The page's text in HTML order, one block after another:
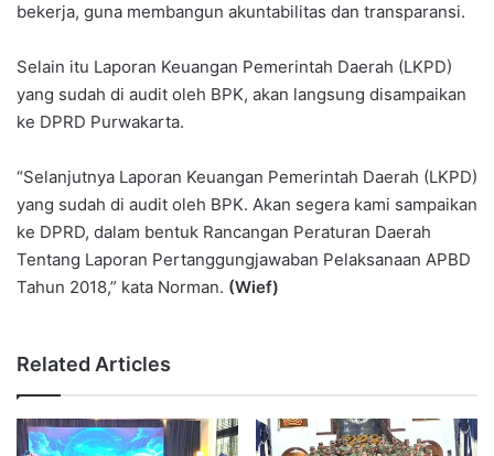
bekerja, guna membangun akuntabilitas dan transparansi.
Selain itu Laporan Keuangan Pemerintah Daerah (LKPD)
yang sudah di audit oleh BPK, akan langsung disampaikan
ke DPRD Purwakarta.
“Selanjutnya Laporan Keuangan Pemerintah Daerah (LKPD)
yang sudah di audit oleh BPK. Akan segera kami sampaikan
ke DPRD, dalam bentuk Rancangan Peraturan Daerah
Tentang Laporan Pertanggungjawaban Pelaksanaan APBD
Tahun 2018,” kata Norman. (Wief)
Related Articles